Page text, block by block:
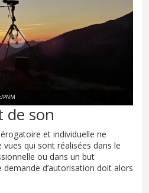
PNM
de son
et individuelle ne
qui sont réalisées dans le
ou dans un but
d’autorisation doit alors